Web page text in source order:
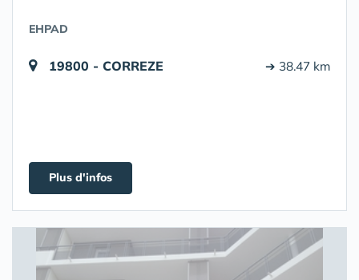
EHPAD
19800 - CORREZE ➔ 38.47 km
Plus d'infos